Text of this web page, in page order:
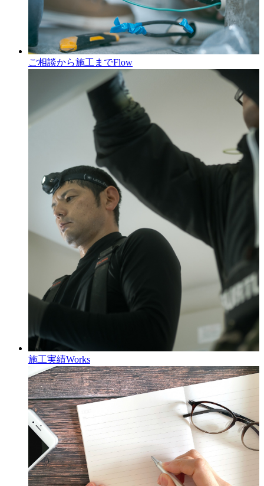
ご相談から施工までFlow
施工実績Works